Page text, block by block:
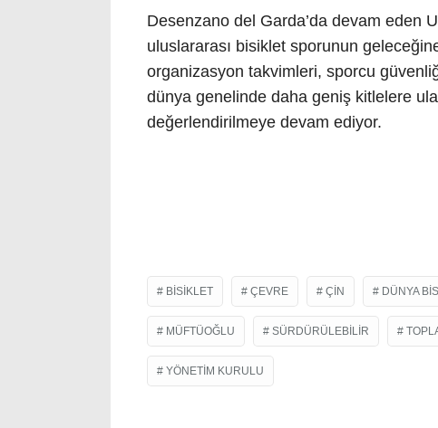
Desenzano del Garda’da devam eden
uluslararası bisiklet sporunun
organizasyon takvimleri, sporcu
dünya genelinde daha geniş kitlelere
değerlendirilmeye devam ediyor.
BISIKLET ÇEVRE ÇIN DÜNYA
MÜFTÜOĞLU SÜRDÜRÜLEBILIR
YÖNETIM KURULU